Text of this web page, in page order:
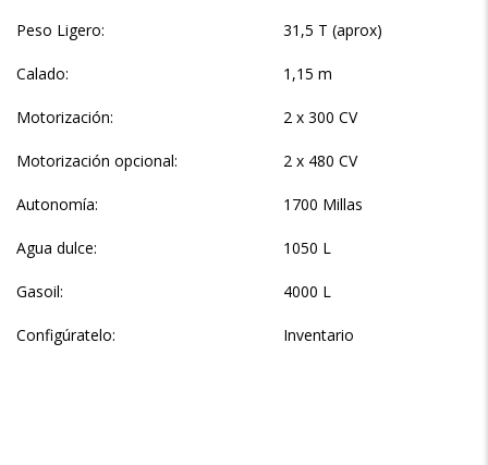
Peso Ligero: 31,5 T (aprox)
Calado: 1,15 m
Motorización: 2 x 300 CV
Motorización opcional: 2 x 480 CV
Autonomía: 1700 Millas
Agua dulce: 1050 L
Gasoil: 4000 L
Configúratelo: Inventario